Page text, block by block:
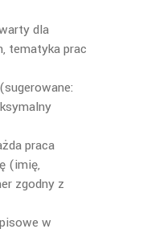
dla
tematyka prac
praca
(imię,
zgodny z
w